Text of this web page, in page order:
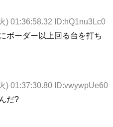
) 01:36:58.32 ID:hQ1nu3Lc0
ボーダー以上回る台を打ち
) 01:37:30.80 ID:vwywpUe60
だ?